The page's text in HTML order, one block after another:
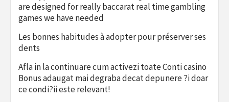
are designed for really baccarat real time gambling
games we have needed
Les bonnes habitudes à adopter pour préserver ses
dents
Afla in la continuare cum activezi toate Conti casino
Bonus adaugat mai degraba decat depunere ?i doar
ce condi?ii este relevant!